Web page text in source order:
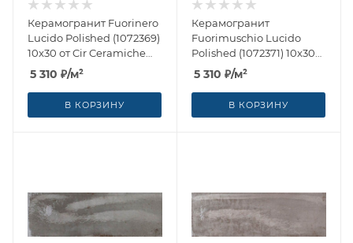
Керамогранит Fuorinero
Lucido Polished (1072369)
10x30 от Cir Ceramiche
(Италия)
5 310 ₽/м²
В КОРЗИНУ
Керамогранит
Fuorimuschio Lucido
Polished (1072371) 10x30
от Cir Ceramiche (Италия)
5 310 ₽/м²
В КОРЗИНУ